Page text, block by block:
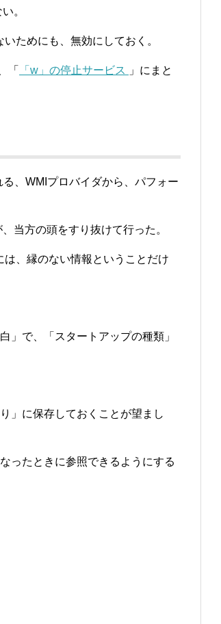
。
ためにも、無効にしておく。
「 「w」の停止サービス
」にまと
、WMIプロバイダから、パフォー
当方の頭をすり抜けて行った。
、縁のない情報ということだけ
」で、「スタートアップの種類」
」に保存しておくことが望まし
ったときに参照できるようにする